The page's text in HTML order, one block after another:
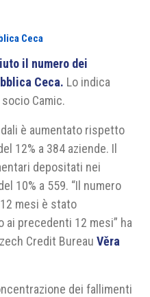
Ceca
il numero dei
Ceca. Lo indica
socio Camic.
è aumentato rispetto
12% a 384 aziende. Il
depositati nei
10% a 559. “Il numero
mesi è stato
precedenti 12 mesi” ha
Credit Bureau Věra
dei fallimenti